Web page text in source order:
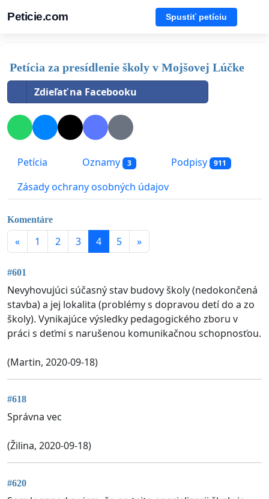
Peticie.com Spustiť petíciu
Petícia za presídlenie školy v Mojšovej Lúčke
Zdieľať na Facebooku
Petícia Oznamy 3 Podpisy 911
Zásady ochrany osobných údajov
Komentáre
« 1 2 3 4 5 »
#601
Nevyhovujúci súčasný stav budovy školy (nedokončená
stavba) a jej lokalita (problémy s dopravou detí do a zo
školy). Vynikajúce výsledky pedagogického zboru v
práci s deťmi s narušenou komunikačnou schopnosťou.
(Martin, 2020-09-18)
#618
Správna vec
(Žilina, 2020-09-18)
#620